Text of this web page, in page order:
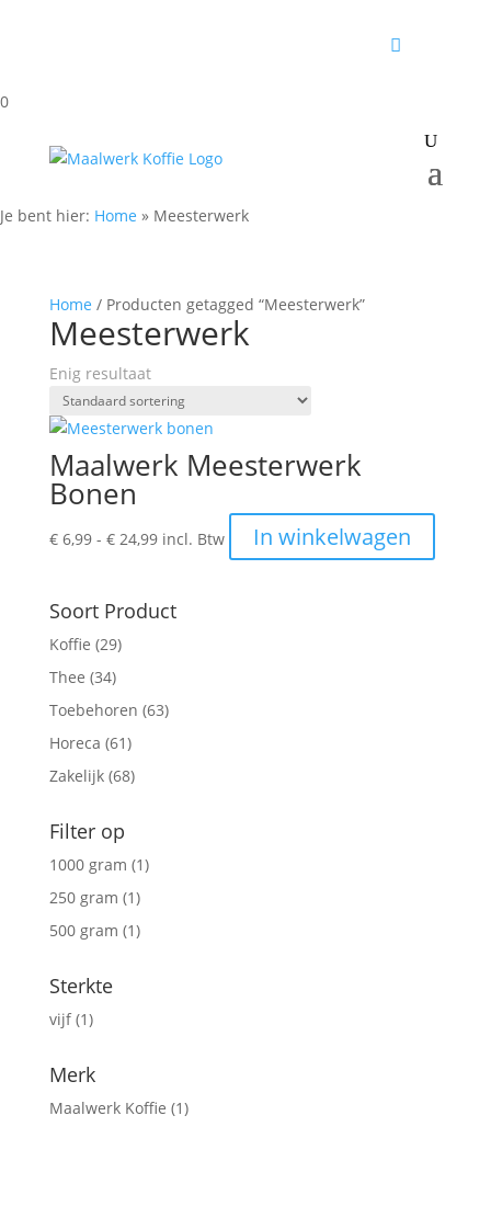
0
Je bent hier: Home » Meesterwerk
Home / Producten getagged “Meesterwerk”
Meesterwerk
Enig resultaat
Maalwerk Meesterwerk
Bonen
€6,99 - €24,99Prijsklasse:
€ 24,99
incl. Btw In winkelwagen
product
Soort Product
Koffie (29)
Thee (34)
Toebehoren (63)
Horeca (61)
Zakelijk (68)
Filter op
1000 gram (1)
250 gram (1)
500 gram (1)
Sterkte
vijf (1)
Merk
Maalwerk Koffie (1)